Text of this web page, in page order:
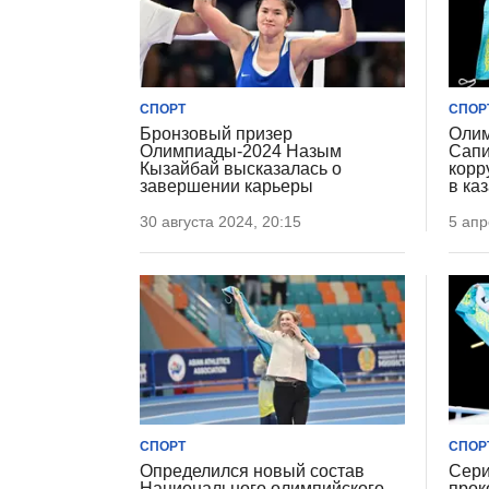
СПОРТ
Бронзовый призер
Олимпиады-2024 Назым
Кызайбай высказалась о
завершении карьеры
30 августа 2024, 20:15
в
5
СПОРТ
Определился новый состав